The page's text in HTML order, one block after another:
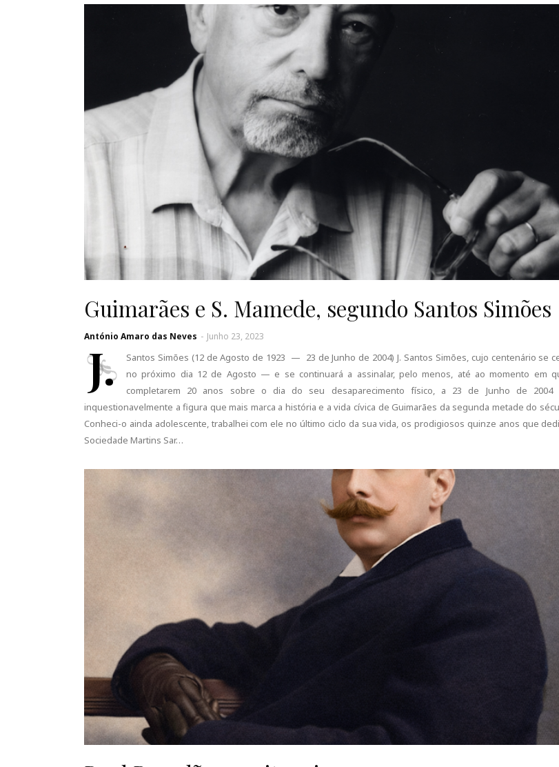
Guimarães e S. Mamede, segundo Santos Simões
António Amaro das Neves - Junho 23, 2023
J.
Santos Simões (12 de Agosto de 1923 — 23 de Junho de 2004) J. Santos Simões, cujo centenário se
no próximo dia 12 de Agosto — e se continuará a assinalar, pelo menos, até ao momento em
completarem 20 anos sobre o dia do seu desaparecimento físico, a 23 de Junho de
inquestionavelmente a figura que mais marca a história e a vida cívica de Guimarães da segunda metade do
Conheci-o ainda adolescente, trabalhei com ele no último ciclo da sua vida, os prodigiosos quinze anos que
Sociedade Martins Sar…